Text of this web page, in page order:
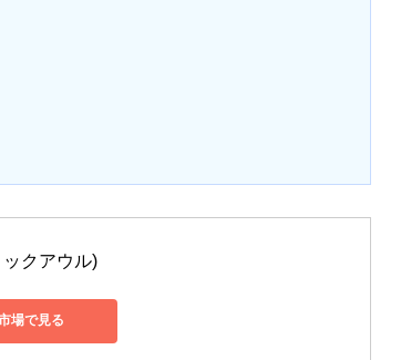
クアウル)
場で見る